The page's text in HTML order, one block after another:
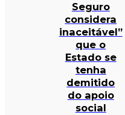
Seguro
considera
inaceitável”
que o
Estado se
tenha
demitido
do apoio
social